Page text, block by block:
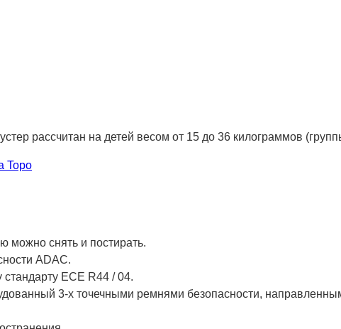
рассчитан на детей весом от 15 до 36 килограммов
Topo
можно снять и постирать.
ADAC.
ECE R44 / 04.
3-х точечными ремнями безопасности,